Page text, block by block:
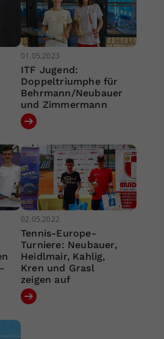
01.05.2023
ITF Jugend:
Doppeltriumphe für
Behrmann/Neubauer
und Zimmermann
02.05.2022
Tennis-Europe-
Turniere: Neubauer,
Heidlmair, Kahlig,
Kren und Grasl
zeigen auf